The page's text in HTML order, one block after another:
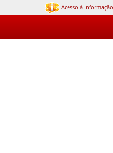
Acesso à Informação